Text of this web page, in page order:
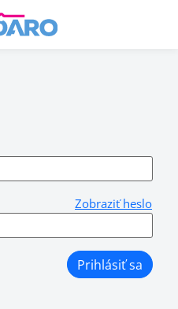
Zobraziť heslo